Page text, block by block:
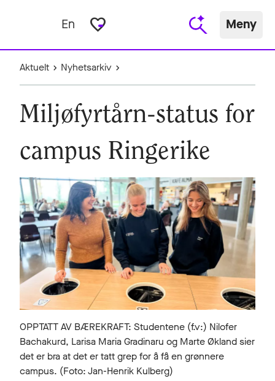
En favorite_border Meny
Aktuelt Nyhetsarkiv
Miljøfyrtårn-status for
campus Ringerike
OPPTATT AV BÆREKRAFT: Studentene (f.v:) Nilofer
Bachakurd, Larisa Maria Gradinaru og Marte Økland sier
det er bra at det er tatt grep for å få en grønnere
campus. (Foto: Jan-Henrik Kulberg)